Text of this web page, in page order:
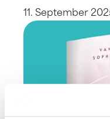
11. September